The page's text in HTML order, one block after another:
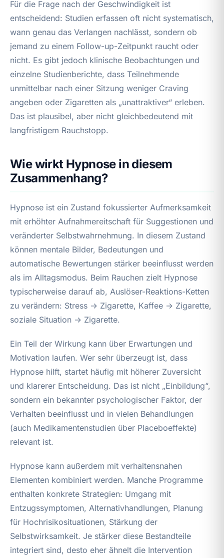
Für die Frage nach der Geschwindigkeit ist
entscheidend: Studien erfassen oft nicht systematisch,
wann genau das Verlangen nachlässt, sondern ob
jemand zu einem Follow-up-Zeitpunkt raucht oder
nicht. Es gibt jedoch klinische Beobachtungen und
einzelne Studienberichte, dass Teilnehmende
unmittelbar nach einer Sitzung weniger Craving
angeben oder Zigaretten als „unattraktiver“ erleben.
Das ist plausibel, aber nicht gleichbedeutend mit
langfristigem Rauchstopp.
Wie wirkt Hypnose in diesem
Zusammenhang?
Hypnose ist ein Zustand fokussierter Aufmerksamkeit
mit erhöhter Aufnahmereitschaft für Suggestionen und
veränderter Selbstwahrnehmung. In diesem Zustand
können mentale Bilder, Bedeutungen und
automatische Bewertungen stärker beeinflusst werden
als im Alltagsmodus. Beim Rauchen zielt Hypnose
typischerweise darauf ab, Auslöser-Reaktions-Ketten
zu verändern: Stress → Zigarette, Kaffee → Zigarette,
soziale Situation → Zigarette.
Ein Teil der Wirkung kann über Erwartungen und
Motivation laufen. Wer sehr überzeugt ist, dass
Hypnose hilft, startet häufig mit höherer Zuversicht
und klarerer Entscheidung. Das ist nicht „Einbildung“,
sondern ein bekannter psychologischer Faktor, der
Verhalten beeinflusst und in vielen Behandlungen
(auch Medikamentenstudien über Placeboeffekte)
relevant ist.
Hypnose kann außerdem mit verhaltensnahen
Elementen kombiniert werden. Manche Programme
enthalten konkrete Strategien: Umgang mit
Entzugssymptomen, Alternativhandlungen, Planung
für Hochrisikosituationen, Stärkung der
Selbstwirksamkeit. Je stärker diese Bestandteile
integriert sind, desto eher ähnelt die Intervention